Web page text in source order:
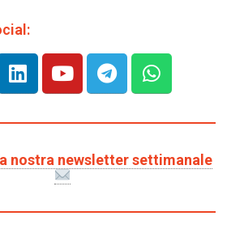
nostra newsletter settimanale